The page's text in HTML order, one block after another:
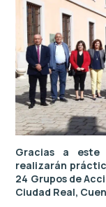
Gracias a este
realizarán
24 Grupos de
Ciudad Real,